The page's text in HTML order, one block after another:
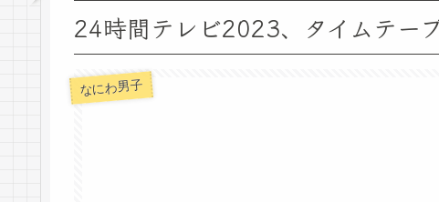
24時間テレビ2023、タイムテー
なにわ男子